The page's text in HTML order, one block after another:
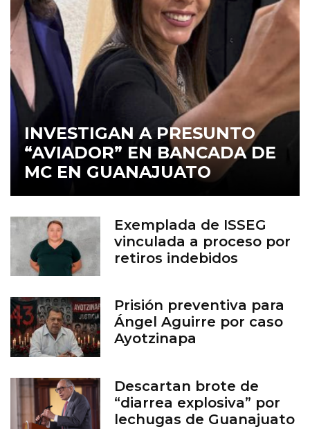
INVESTIGAN A PRESUNTO
“AVIADOR” EN BANCADA DE
MC EN GUANAJUATO
Exemplada de ISSEG
vinculada a proceso por
retiros indebidos
Prisión preventiva para
Ángel Aguirre por caso
Ayotzinapa
Descartan brote de
“diarrea explosiva” por
lechugas de Guanajuato